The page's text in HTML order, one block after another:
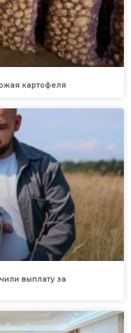
картофеля
выплату за